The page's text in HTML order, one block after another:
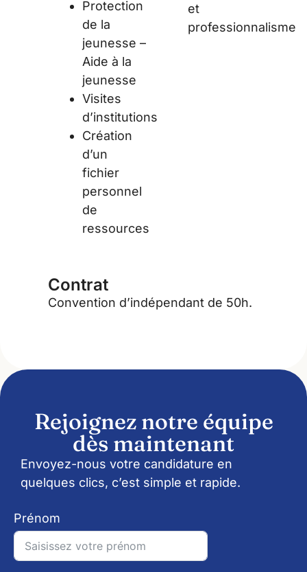
Protection
de la
jeunesse –
Aide à la
jeunesse
Visites
d’institutions
Création
d’un
fichier
personnel
de
ressources
et
professionnalisme
Contrat
Convention d’indépendant de 50h.
Rejoignez notre équipe
dès maintenant
Envoyez-nous votre candidature en
quelques clics, c’est simple et rapide.
Prénom